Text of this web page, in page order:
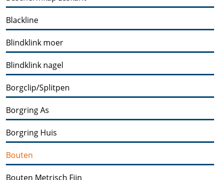
Blackline
Blindklink moer
Blindklink nagel
Borgclip/Splitpen
Borgring As
Borgring Huis
Bouten
Bouten Metrisch Fijn